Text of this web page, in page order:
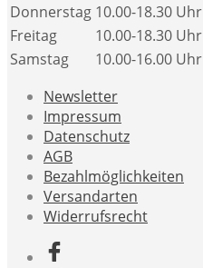
Donnerstag 10.00-18.30 Uhr
Freitag
10.00-18.30 Uhr
Samstag
10.00-16.00 Uhr
Newsletter
Impressum
Datenschutz
AGB
Bezahlmöglichkeiten
Versandarten
Widerrufsrecht